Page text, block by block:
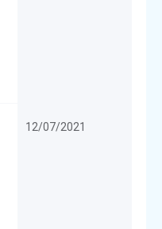
12/07/2021